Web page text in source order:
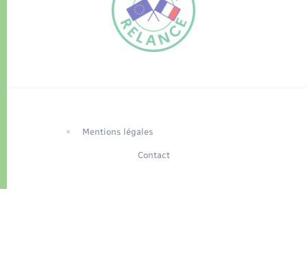
Mentions légales
Contact